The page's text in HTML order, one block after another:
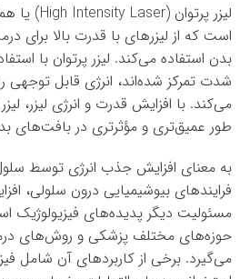
است که از لیزرهای با قدرت بالا برای
بدن استفاده می‌کند. لیزر پرتوان با
شدت تمرکز شده‌اند، انرژی قابل توجهی
می‌کند. با افزایش قدرت و انرژی لیزر،
طور عمیق‌تری و مؤثرتری در بافت‌های
به معنای افزایش جذب انرژی توسط
فرایندهای بیوشیمیایی درون سلولی،
مسئولیت دیگر پدیده‌های فیزیولوژیک
حوزه‌های مختلف پزشکی و روش‌های
می‌گیرد. برخی از کاربردهای آن شامل